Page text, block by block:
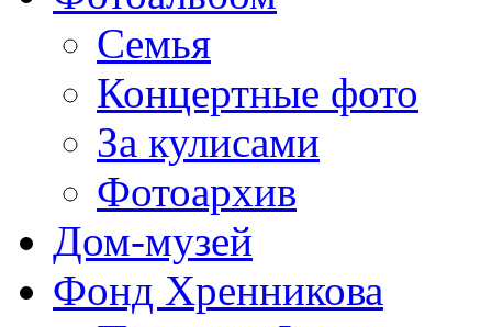
Семья
Концертные фото
За кулисами
Фотоархив
Дом-музей
Фонд Хренникова